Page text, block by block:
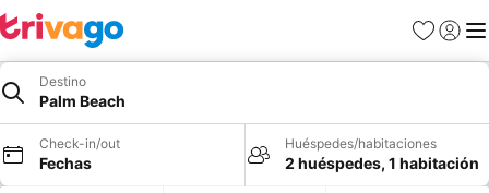
Favoritos
Iniciar
Destino
Palm Beach
Check-in/out
Fechas
Huéspedes/habitaciones
2 huéspedes, 1 habitación